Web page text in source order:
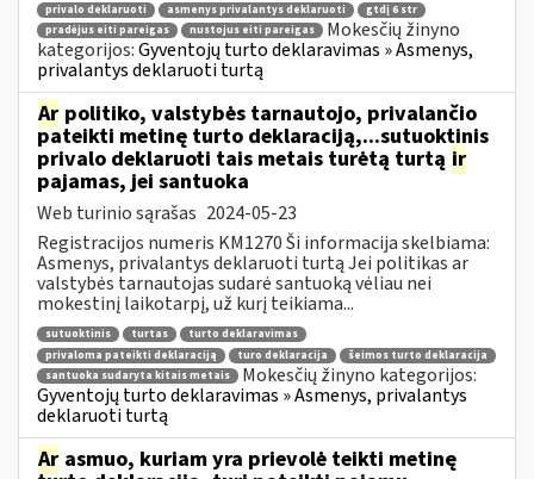
privalo deklaruoti
asmenys privalantys deklaruoti
gtdį 6 str
pradėjus eiti pareigas
nustojus eiti pareigas
Mokesčių žinyno
kategorijos:Gyventojų turto deklaravimas » Asmenys,
privalantys deklaruoti turtą
Ar politiko, valstybės tarnautojo, privalančio
pateikti metinę turto deklaraciją,...sutuoktinis
privalo deklaruoti tais metais turėtą turtą ir
pajamas, jei santuoka
Web turinio sąrašas 2024-05-23
Registracijos numeris KM1270 Ši informacija skelbiama:
Asmenys, privalantys deklaruoti turtą Jei politikas ar
valstybės tarnautojas sudarė santuoką vėliau nei
mokestinį laikotarpį, už kurį teikiama...
sutuoktinis turtas
turto deklaravimas
privaloma pateikti deklaraciją
turo deklaracija
šeimos turto deklaracija
santuoka sudaryta kitais metais
Mokesčių žinyno kategorijos:
Gyventojų turto deklaravimas » Asmenys, privalantys
deklaruoti turtą
Ar asmuo, kuriam yra prievolė teikti metinę